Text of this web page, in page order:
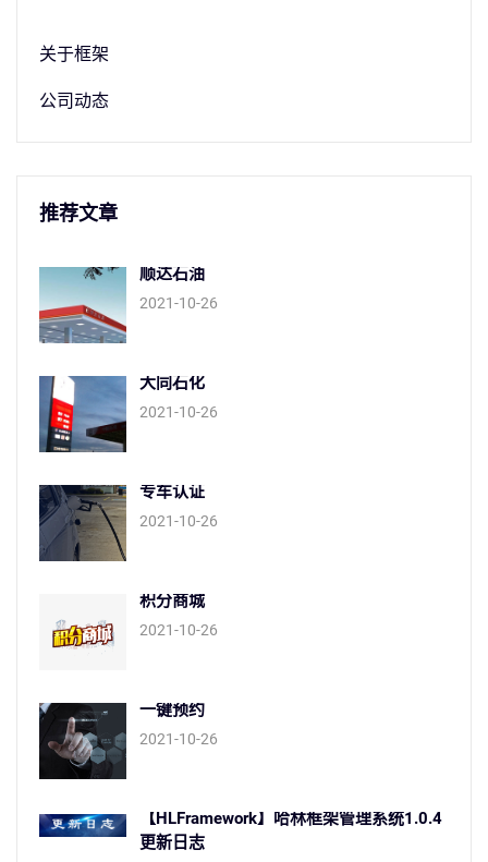
关于框架
公司动态
推荐文章
顺达石油
2021-10-26
大同石化
2021-10-26
专车认证
2021-10-26
积分商城
2021-10-26
一键预约
2021-10-26
【HLFramework】哈林框架管理系统1.0.4
更新日志